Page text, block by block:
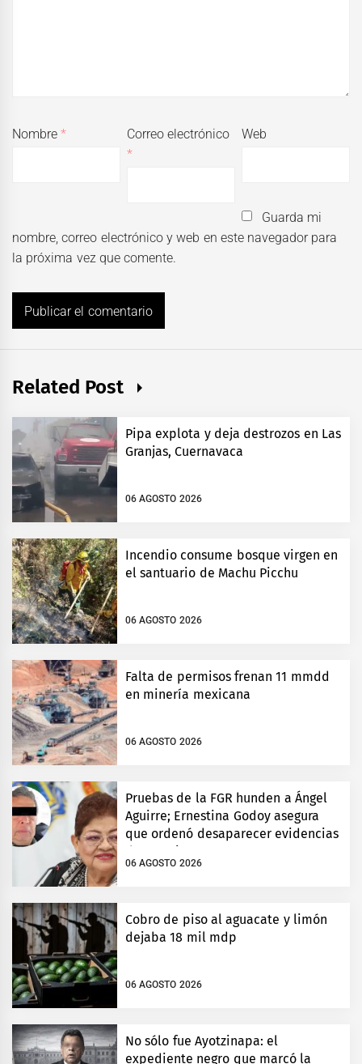
Nombre*
Correo electrónico
*
Web
Guarda mi
nombre, correo electrónico y web en este navegador para
la próxima vez que comente.
Related Post
Pipa explota y deja destrozos en Las
Granjas, Cuernavaca
06 AGOSTO 2026
Incendio consume bosque virgen en
el santuario de Machu Picchu
06 AGOSTO 2026
Falta de permisos frenan 11 mmdd
en minería mexicana
06 AGOSTO 2026
Pruebas de la FGR hunden a Ángel
Aguirre; Ernestina Godoy asegura
que ordenó desaparecer evidencias
de Ayotzinapa
06 AGOSTO 2026
Cobro de piso al aguacate y limón
dejaba 18 mil mdp
06 AGOSTO 2026
No sólo fue Ayotzinapa: el
expediente negro que marcó la